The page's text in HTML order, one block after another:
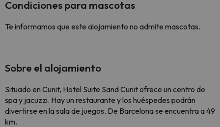
Condiciones para mascotas
Te informamos que este alojamiento no admite mascotas.
Sobre el alojamiento
Situado en Cunit, Hotel Suite Sand Cunit ofrece un centro de
spa y jacuzzi. Hay un restaurante y los huéspedes podrán
divertirse en la sala de juegos. De Barcelona se encuentra a 49
km.